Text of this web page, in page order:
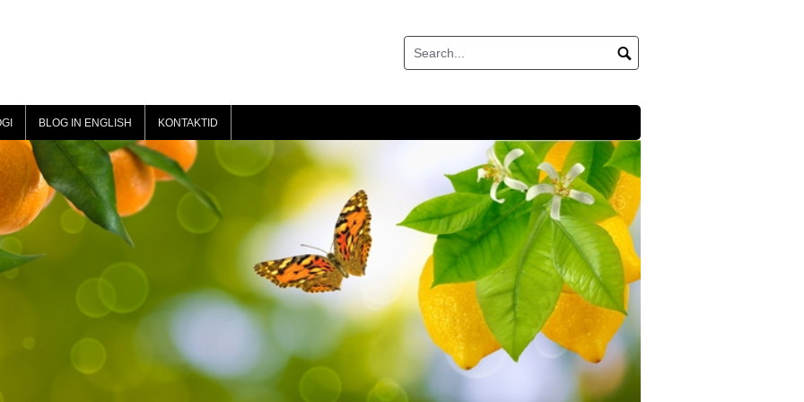
BLOG IN ENGLISH KONTAKTID